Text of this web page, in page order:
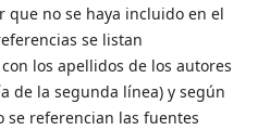
que no se haya incluido en el
se listan
los apellidos de los autores
de la segunda línea) y según
se referencian las fuentes